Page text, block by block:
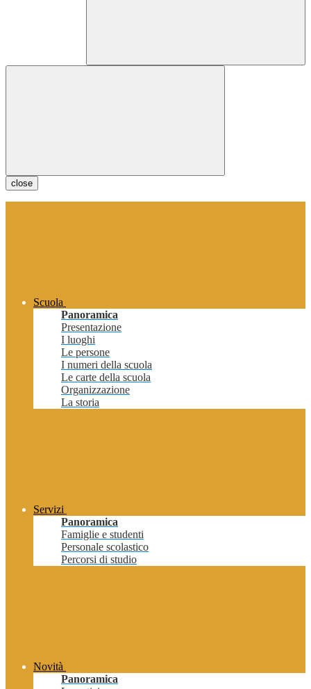
close
Scuola
Panoramica
Presentazione
I luoghi
Le persone
I numeri della scuola
Le carte della scuola
Organizzazione
La storia
Servizi
Panoramica
Famiglie e studenti
Personale scolastico
Percorsi di studio
Novità
Panoramica